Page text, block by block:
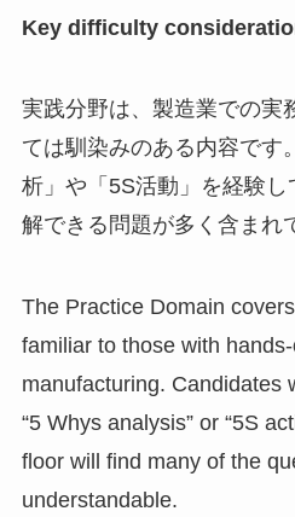
Key difficulty
実践分野は、製造業での実
ては馴染みのある内容です
析」や「5S活動」を経験
解できる問題が多く含まれ
The Practice Domain
familiar to those with
manufacturing. Candidates
“5 Whys analysis” or “5S
floor will find many of the
understandable.